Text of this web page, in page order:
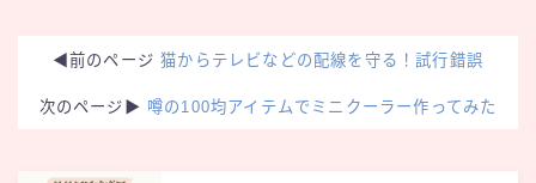
◀︎前のページ 猫からテレビなどの配線を守る！試行錯誤
次のページ▶︎ 噂の100均アイテムでミニクーラー作ってみた